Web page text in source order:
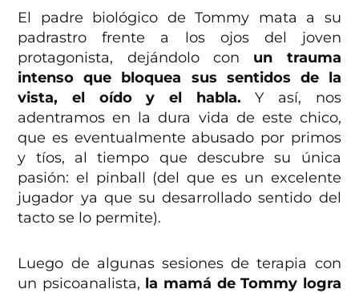
El padre biológico de Tommy mata a su
padrastro frente a los ojos del joven
protagonista, dejándolo con un trauma
intenso que bloquea sus sentidos de la
vista, el oído y el habla. Y así, nos
adentramos en la dura vida de este chico,
que es eventualmente abusado por primos
y tíos, al tiempo que descubre su única
pasión: el pinball (del que es un excelente
jugador ya que su desarrollado sentido del
tacto se lo permite).
Luego de algunas sesiones de terapia con
un psicoanalista, la mamá de Tommy logra